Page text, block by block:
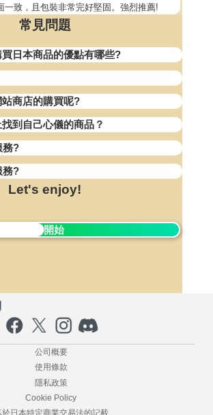
一致，且包裝非常完好堅固。強烈推薦!
常見問題
日本商品的優點有哪些?
商店的購買呢?
到自己心儀的商品？
務?
務?
Let's enjoy!
立即開始
公司概要
使用條款
隱私政策
Cookie Policy
於日本特定商業交易法的記載